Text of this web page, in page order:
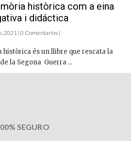
històrica com a eina
i didáctica
2021 | 0 Comentarios |
històrica és un llibre que rescata la
la Segona Guerra ...
SEGURO